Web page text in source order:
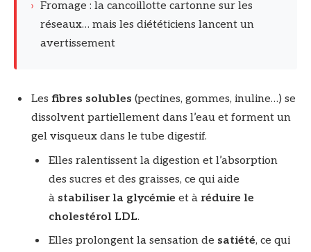
› Fromage : la cancoillotte cartonne sur les
réseaux… mais les diététiciens lancent un
avertissement
Les fibres solubles (pectines, gommes, inuline…) se
dissolvent partiellement dans l’eau et forment un
gel visqueux dans le tube digestif.
Elles ralentissent la digestion et l’absorption
des sucres et des graisses, ce qui aide
à stabiliser la glycémie et à réduire le
cholestérol LDL.
Elles prolongent la sensation de satiété, ce qui